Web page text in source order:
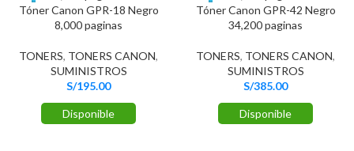
Tóner Canon GPR-18 Negro
8,000 paginas
TONERS, TONERS CANON,
SUMINISTROS
S/195.00
Disponible
Tóner Canon GPR-42 Negro
34,200 paginas
TONERS, TONERS CANON,
SUMINISTROS
S/385.00
Disponible